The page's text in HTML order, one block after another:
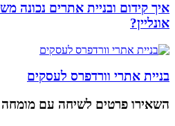
איך קידום ובניית אתרים
אונליין?
בניית אתרי וורדפרס לעסקים
השאירו פרטים לשיחה עם מומחה